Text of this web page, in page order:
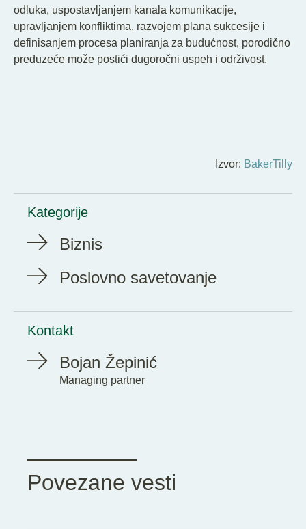
odluka, uspostavljanjem kanala komunikacije,
upravljanjem konfliktima, razvojem plana sukcesije i
definisanjem procesa planiranja za budućnost, porodično
preduzeće može postići dugoročni uspeh i održivost.
Izvor: BakerTilly
Kategorije
Biznis
Poslovno savetovanje
Kontakt
Bojan Žepinić
Managing partner
Povezane vesti